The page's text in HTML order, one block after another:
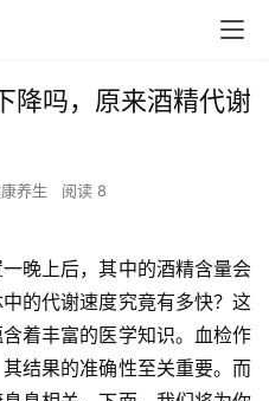
降吗，原来酒精代谢
养生 阅读 8
上后，其中的酒精含量会
的代谢速度究竟有多快？这
着丰富的医学知识。血检作
结果的准确性至关重要。而